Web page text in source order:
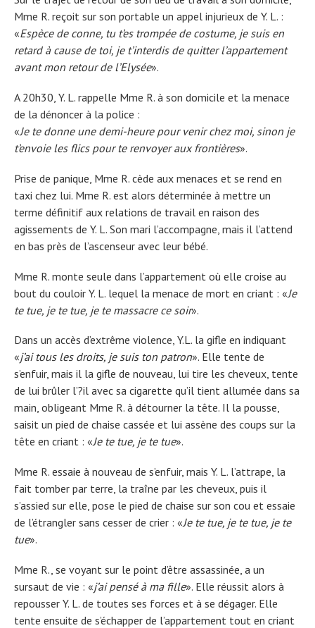
Mme R. reçoit sur son portable un appel injurieux de Y. L. :
«Espèce de conne, tu t’es trompée de costume, je suis en
retard à cause de toi, je t’interdis de quitter l’appartement
avant mon retour de l’Elysée».
A 20h30, Y. L. rappelle Mme R. à son domicile et la menace
de la dénoncer à la police :
«Je te donne une demi-heure pour venir chez moi, sinon je
t’envoie les flics pour te renvoyer aux frontières».
Prise de panique, Mme R. cède aux menaces et se rend en
taxi chez lui. Mme R. est alors déterminée à mettre un
terme définitif aux relations de travail en raison des
agissements de Y. L. Son mari l’accompagne, mais il l’attend
en bas près de l’ascenseur avec leur bébé.
Mme R. monte seule dans l’appartement où elle croise au
bout du couloir Y. L. lequel la menace de mort en criant : «Je
te tue, je te tue, je te massacre ce soir».
Dans un accès d’extrême violence, Y.L. la gifle en indiquant
«j’ai tous les droits, je suis ton patron». Elle tente de
s’enfuir, mais il la gifle de nouveau, lui tire les cheveux, tente
de lui brûler l’?il avec sa cigarette qu’il tient allumée dans sa
main, obligeant Mme R. à détourner la tête. Il la pousse,
saisit un pied de chaise cassée et lui assène des coups sur la
tête en criant : «Je te tue, je te tue».
Mme R. essaie à nouveau de s’enfuir, mais Y. L. l’attrape, la
fait tomber par terre, la traîne par les cheveux, puis il
s’assied sur elle, pose le pied de chaise sur son cou et essaie
de l’étrangler sans cesser de crier : «Je te tue, je te tue, je te
tue».
Mme R., se voyant sur le point d’être assassinée, a un
sursaut de vie : «j’ai pensé à ma fille». Elle réussit alors à
repousser Y. L. de toutes ses forces et à se dégager. Elle
tente ensuite de s’échapper de l’appartement tout en criant